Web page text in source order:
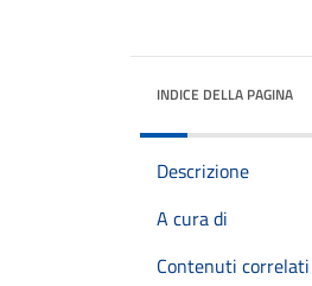
INDICE DELLA PAGINA
Descrizione
A cura di
Contenuti correlati